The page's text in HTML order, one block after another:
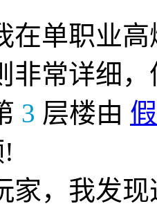
在单职业
非常详细
3 层楼由
家，我发